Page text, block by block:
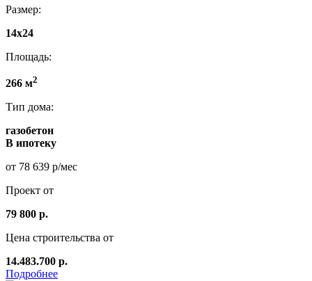
Размер:
14x24
Площадь:
266 м2
Тип дома:
газобетон
В ипотеку
от 78 639 р/мес
Проект от
79 800 р.
Цена строительства от
14.483.700 р.
Подробнее